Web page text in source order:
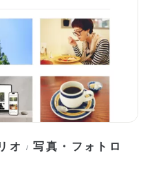
オ /写真・フォトロ